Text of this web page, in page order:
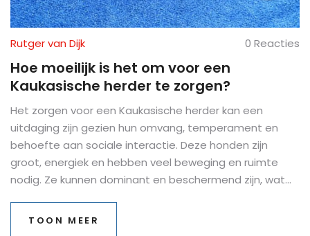
Rutger van Dijk 0 Reacties
Hoe moeilijk is het om voor een
Kaukasische herder te zorgen?
Het zorgen voor een Kaukasische herder kan een
uitdaging zijn gezien hun omvang, temperament en
behoefte aan sociale interactie. Deze honden zijn
groot, energiek en hebben veel beweging en ruimte
nodig. Ze kunnen dominant en beschermend zijn, wat
hebben ze een dikke vacht die regelmatig verzorging
TOON MEER